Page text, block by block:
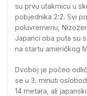
su prvu utakmicu u
pobjednika 2:2. Svi
poluvremenu,
Japanci oba puta su
na startu američkog
Dvoboj je počeo
se u 3. minuti
14 metara, ali